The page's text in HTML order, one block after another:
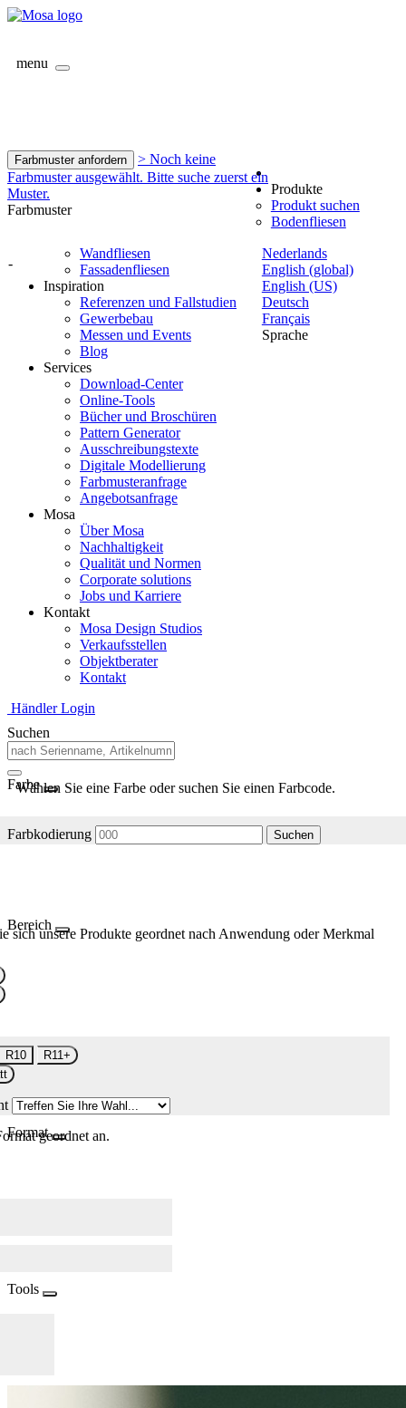
menu
Farbmuster anfordern
> Noch keine
Farbmuster ausgewählt. Bitte suche zuerst ein
Muster.
Farbmuster
-
Nederlands
English (global)
English (US)
Deutsch
Français
Sprache
Produkte
Produkt suchen
Bodenfliesen
Wandfliesen
Fassadenfliesen
Inspiration
Referenzen und Fallstudien
Gewerbebau
Messen und Events
Blog
Services
Download-Center
Online-Tools
Bücher und Broschüren
Pattern Generator
Ausschreibungstexte
Digitale Modellierung
Farbmusteranfrage
Angebotsanfrage
Mosa
Über Mosa
Nachhaltigkeit
Qualität und Normen
Corporate solutions
Jobs und Karriere
Kontakt
Mosa Design Studios
Verkaufsstellen
Objektberater
Kontakt
Händler Login
Suchen
Farbe
Wählen Sie eine Farbe oder suchen Sie einen Farbcode.
Farbkodierung Suchen
Bereich
sich unsere Produkte geordnet nach Anwendung oder Merkmal
R10
R11+
Formatgeordnet an.
Tools